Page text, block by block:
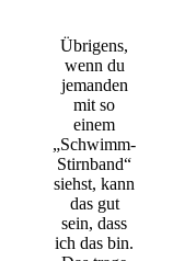
Übrigens,
wenn du
jemanden
mit so
einem
„Schwimm-
Stirnband“
siehst, kann
das gut
sein, dass
ich das bin.